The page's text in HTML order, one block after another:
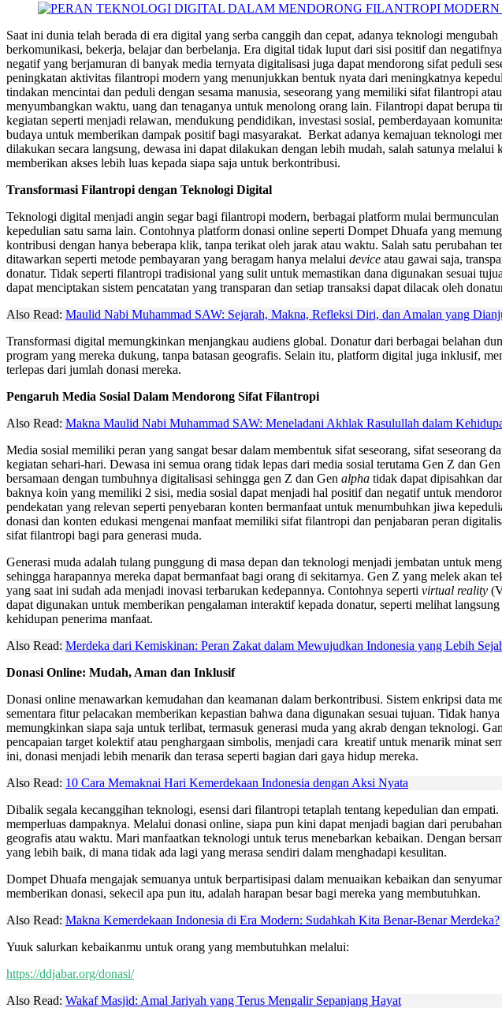
Saat ini dunia telah berada di era digital yang serba canggih dan cepat, adanya teknologi
berkomunikasi, bekerja, belajar dan berbelanja. Era digital tidak luput dari sisi positif dan
negatif yang berjamuran di banyak media ternyata digitalisasi juga dapat mendorong sifat peduli
peningkatan aktivitas filantropi modern yang menunjukkan bentuk nyata dari meningkatnya
tindakan mencintai dan peduli dengan sesama manusia, seseorang yang memiliki sifat filantropi
menyumbangkan waktu, uang dan tenaganya untuk menolong orang lain. Filantropi dapat berupa
kegiatan seperti menjadi relawan, mendukung pendidikan, investasi sosial, pemberdayaan
budaya untuk memberikan dampak positif bagi masyarakat. Berkat adanya kemajuan teknologi
dilakukan secara langsung, dewasa ini dapat dilakukan dengan lebih mudah, salah satunya melalui
memberikan akses lebih luas kepada siapa saja untuk berkontribusi.
Transformasi Filantropi dengan Teknologi Digital
Teknologi digital menjadi angin segar bagi filantropi modern, berbagai platform mulai
kepedulian satu sama lain. Contohnya platform donasi online seperti Dompet Dhuafa yang
kontribusi dengan hanya beberapa klik, tanpa terikat oleh jarak atau waktu. Salah satu perubahan
ditawarkan seperti metode pembayaran yang beragam hanya melalui device atau gawai saja,
donatur. Tidak seperti filantropi tradisional yang sulit untuk memastikan dana digunakan sesuai
dapat menciptakan sistem pencatatan yang transparan dan setiap transaksi dapat dilacak oleh
Also Read: Maulid Nabi Muhammad SAW: Sejarah, Makna, Refleksi Diri, dan Amalan yang
Transformasi digital memungkinkan menjangkau audiens global. Donatur dari berbagai belahan
program yang mereka dukung, tanpa batasan geografis. Selain itu, platform digital juga inklusif,
terlepas dari jumlah donasi mereka.
Pengaruh Media Sosial Dalam Mendorong Sifat Filantropi
Also Read: Makna Maulid Nabi Muhammad SAW: Meneladani Akhlak Rasulullah dalam
Media sosial memiliki peran yang sangat besar dalam membentuk sifat seseorang, sifat seseorang
kegiatan sehari-hari. Dewasa ini semua orang tidak lepas dari media sosial terutama Gen Z dan Gen
bersamaan dengan tumbuhnya digitalisasi sehingga gen Z dan Gen alpha tidak dapat dipisahkan
baknya koin yang memiliki 2 sisi, media sosial dapat menjadi hal positif dan negatif untuk
pendekatan yang relevan seperti penyebaran konten bermanfaat untuk menumbuhkan jiwa
donasi dan konten edukasi mengenai manfaat memiliki sifat filantropi dan penjabaran peran
sifat filantropi bagi para generasi muda.
Generasi muda adalah tulang punggung di masa depan dan teknologi menjadi jembatan untuk
sehingga harapannya mereka dapat bermanfaat bagi orang di sekitarnya. Gen Z yang melek akan
yang saat ini sudah ada menjadi inovasi terbarukan kedepannya. Contohnya seperti virtual reality
dapat digunakan untuk memberikan pengalaman interaktif kepada donatur, seperti melihat
kehidupan penerima manfaat.
Also Read: Merdeka dari Kemiskinan: Peran Zakat dalam Mewujudkan Indonesia yang Lebih
Donasi Online: Mudah, Aman dan Inklusif
Donasi online menawarkan kemudahan dan keamanan dalam berkontribusi. Sistem enkripsi data
sementara fitur pelacakan memberikan kepastian bahwa dana digunakan sesuai tujuan. Tidak
memungkinkan siapa saja untuk terlibat, termasuk generasi muda yang akrab dengan teknologi.
pencapaian target kolektif atau penghargaan simbolis, menjadi cara kreatif untuk menarik minat
ini, donasi menjadi lebih menarik dan terasa seperti bagian dari gaya hidup mereka.
Also Read: 10 Cara Memaknai Hari Kemerdekaan Indonesia dengan Aksi Nyata
Dibalik segala kecanggihan teknologi, esensi dari filantropi tetaplah tentang kepedulian dan
memperluas dampaknya. Melalui donasi online, siapa pun kini dapat menjadi bagian dari
geografis atau waktu. Mari manfaatkan teknologi untuk terus menebarkan kebaikan. Dengan
yang lebih baik, di mana tidak ada lagi yang merasa sendiri dalam menghadapi kesulitan.
Dompet Dhuafa mengajak semuanya untuk berpartisipasi dalam menuaikan kebaikan dan
memberikan donasi, sekecil apa pun itu, adalah harapan besar bagi mereka yang membutuhkan.
Also Read: Makna Kemerdekaan Indonesia di Era Modern: Sudahkah Kita Benar-Benar Merdeka?
Yuuk salurkan kebaikanmu untuk orang yang membutuhkan melalui:
https://ddjabar.org/donasi/
Also Read: Wakaf Masjid: Amal Jariyah yang Terus Mengalir Sepanjang Hayat